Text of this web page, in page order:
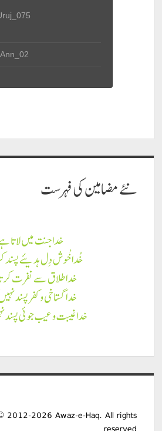
نئے مضامين كى فہرست
خدا جنت میں لاتا
خُدا خُوش دِل ہدیئے پسند
خدا طلاق سے نفرت
خدا گستاخی و کفر پسند
خدا غیبت و عیب جوئی پسند
2012-2026 Awaz-e-Haq. All rights